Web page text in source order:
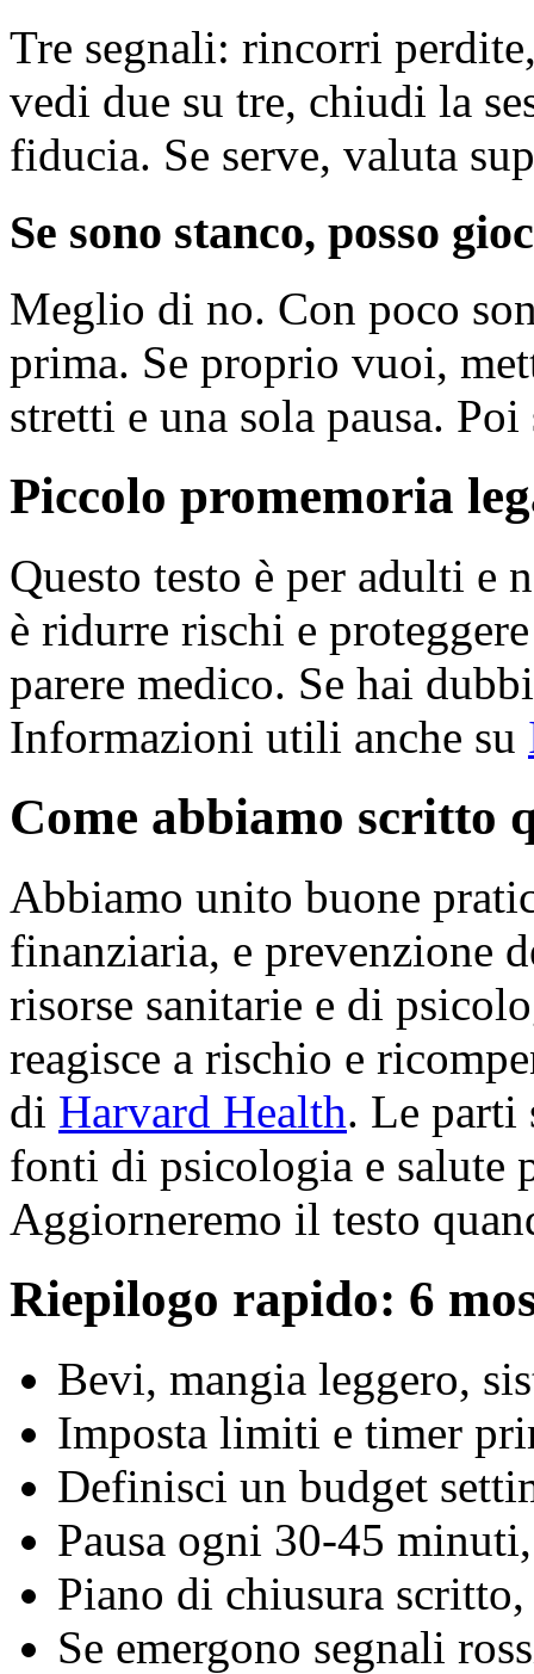
Tre segnali: rincorri
vedi due su tre, chiudi la
fiducia. Se serve, valuta
Se sono stanco, posso
Meglio di no. Con poco
prima. Se proprio vuoi,
stretti e una sola pausa. Poi
Piccolo promemoria
Questo testo è per adulti e
è ridurre rischi e
parere medico. Se hai
Informazioni utili anche su
Come abbiamo scritto
Abbiamo unito buone
finanziaria, e prevenzione
risorse sanitarie e di
reagisce a rischio e
di Harvard Health. Le parti
fonti di psicologia e salute
Aggiorneremo il testo
Riepilogo rapido: 6
Bevi, mangia leggero,
Imposta limiti e timer
Definisci un budget
Pausa ogni 30-45
Piano di chiusura
Se emergono segnali